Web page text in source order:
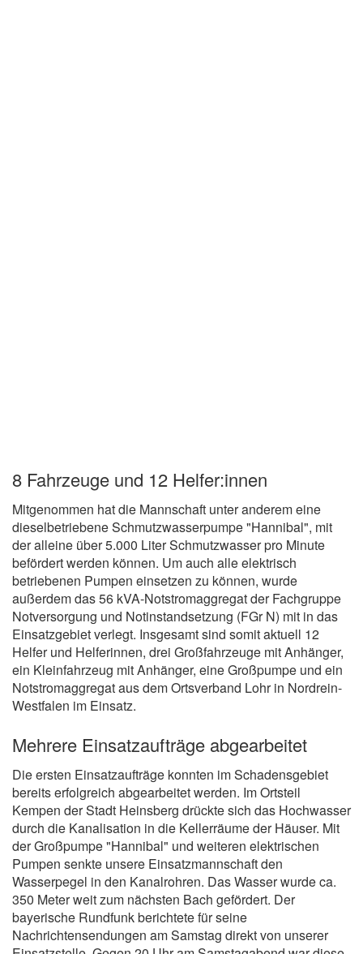
8 Fahrzeuge und 12 Helfer:innen
Mitgenommen hat die Mannschaft unter anderem eine
dieselbetriebene Schmutzwasserpumpe "Hannibal", mit
der alleine über 5.000 Liter Schmutzwasser pro Minute
befördert werden können. Um auch alle elektrisch
betriebenen Pumpen einsetzen zu können, wurde
außerdem das 56 kVA-Notstromaggregat der Fachgruppe
Notversorgung und Notinstandsetzung (FGr N) mit in das
Einsatzgebiet verlegt. Insgesamt sind somit aktuell 12
Helfer und Helferinnen, drei Großfahrzeuge mit Anhänger,
ein Kleinfahrzeug mit Anhänger, eine Großpumpe und ein
Notstromaggregat aus dem Ortsverband Lohr in Nordrein-
Westfalen im Einsatz.
Mehrere Einsatzaufträge abgearbeitet
Die ersten Einsatzaufträge konnten im Schadensgebiet
bereits erfolgreich abgearbeitet werden. Im Ortsteil
Kempen der Stadt Heinsberg drückte sich das Hochwasser
durch die Kanalisation in die Kellerräume der Häuser. Mit
der Großpumpe "Hannibal" und weiteren elektrischen
Pumpen senkte unsere Einsatzmannschaft den
Wasserpegel in den Kanalrohren. Das Wasser wurde ca.
350 Meter weit zum nächsten Bach gefördert. Der
bayerische Rundfunk berichtete für seine
Nachrichtensendungen am Samstag direkt von unserer